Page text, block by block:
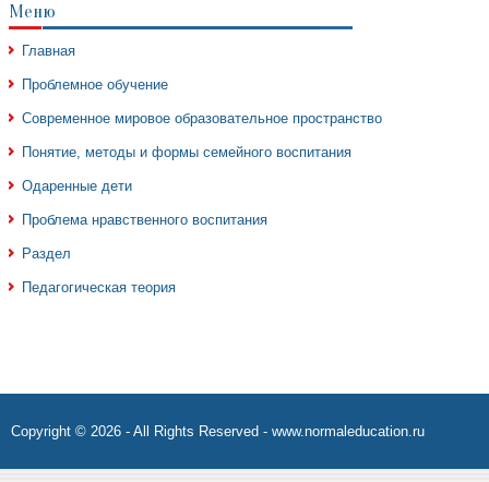
Меню
Главная
Проблемное обучение
Современное мировое образовательное пространство
Понятие, методы и формы семейного воспитания
Одаренные дети
Проблема нравственного воспитания
Раздел
Педагогическая теория
Copyright © 2026 - All Rights Reserved - www.normaleducation.ru